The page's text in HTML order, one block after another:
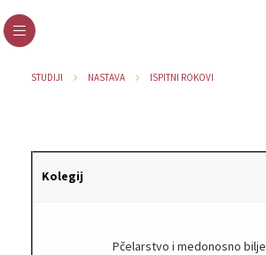
STUDIJI NASTAVA ISPITNI ROKOVI
Kolegij
Pčelarstvo i medonosno bilje